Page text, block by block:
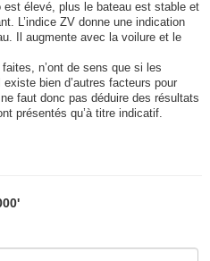
élevé, plus le bateau est stable et
L’indice ZV donne une indication
Il augmente avec la voilure et le
n’ont de sens que si les
bien d’autres facteurs pour
faut donc pas déduire des résultats
présentés qu’à titre indicatif.